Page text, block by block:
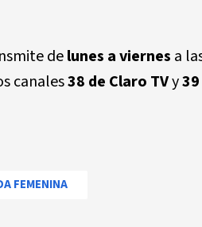
delunes a viernes a
canales38 de Claro TVy
FEMENINA